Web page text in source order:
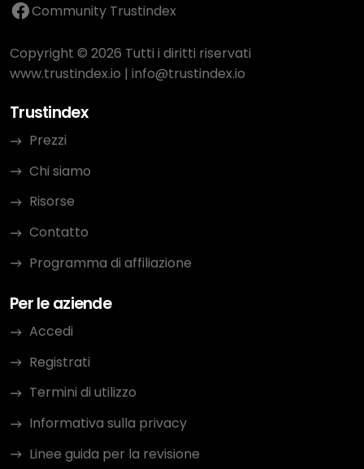
Community Trustindex
Copyright © 2026 Tutti i diritti riservati
www.trustindex.io | info@trustindex.io
Trustindex
Prezzi
Chi siamo
Risorse
Contatto
Programma di affiliazione
Per le aziende
Accedi
Registrati
Termini di utilizzo
Informativa sulla privacy
Linee guida per la revisione